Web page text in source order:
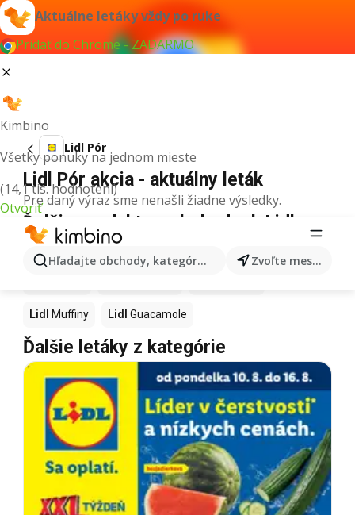
Aktuálne letáky vždy po ruke
Pridať do Chrome - ZADARMO
Kimbino
Všetky ponuky na jednom mieste
(14,1 tis. hodnotení)
Otvoriť
Hľadajte obchody, kategórie, produkty... Zvoľte mesto
Lidl Pór
Lidl Pór akcia - aktuálny leták
Pre daný výraz sme nenašli žiadne výsledky.
Ďalšie produkty v obchodoch Lidl
Lidl Muffiny Lidl Guacamole
Ďalšie letáky z kategórie